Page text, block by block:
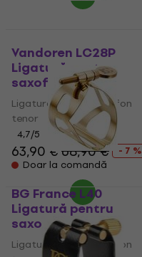
Vandoren LC28P
Ligatură pentru
saxofon tenor
Ligatură pentru saxofon
tenor
4,7/5
63,90 €68,90 €
- 7 %
Doar la comandă
BG France L40
Ligatură pentru
saxofon tenor
Ligatură pentru saxofon